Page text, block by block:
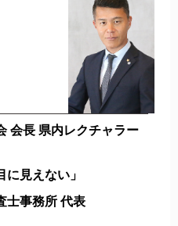
会長 県内レクチャラー
に見えない」
士事務所 代表